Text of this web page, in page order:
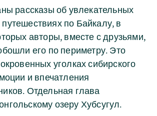
рассказы об увлекательных
по Байкалу, в
авторы, вместе с друзьями,
его по периметру. Это
уголках сибирского
и впечатления
Отдельная глава
озеру Хубсугул.